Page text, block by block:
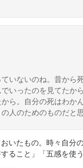
いないのね。昔から
いったのを見てたか
ら。自分の死はわか
人のためのものだと思
いたもの。時々自分
ること」「五感を使